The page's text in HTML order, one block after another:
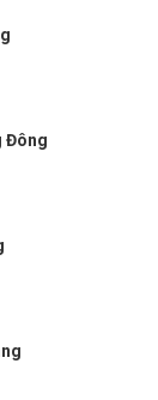
Đông